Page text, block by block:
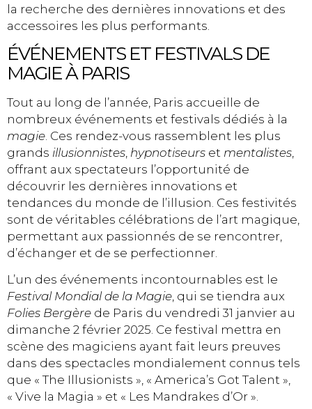
la recherche des dernières innovations et des
accessoires les plus performants.
ÉVÉNEMENTS ET FESTIVALS DE
MAGIE À PARIS
Tout au long de l’année, Paris accueille de
nombreux événements et festivals dédiés à la
magie . Ces rendez-vous rassemblent les plus
grands illusionnistes hypnotiseurs et mentalistes
offrant aux spectateurs l’opportunité de
découvrir les dernières innovations et
tendances du monde de l’illusion. Ces festivités
sont de véritables célébrations de l’art magique,
permettant aux passionnés de se rencontrer,
d’échanger et de se perfectionner.
L’un des événements incontournables est le
Festival Mondial de la Magie, qui se tiendra aux
Folies Bergère de Paris du vendredi 31 janvier au
dimanche 2 février 2025. Ce festival mettra en
scène des magiciens ayant fait leurs preuves
dans des spectacles mondialement connus tels
que « The Illusionists », « America’s Got Talent »,
« Vive la Magia » et « Les Mandrakes d’Or ».